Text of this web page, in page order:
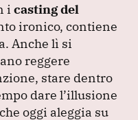
i casting del
ironico, contiene
Anche lì si
reggere
stare dentro
dare l’illusione
oggi aleggia su